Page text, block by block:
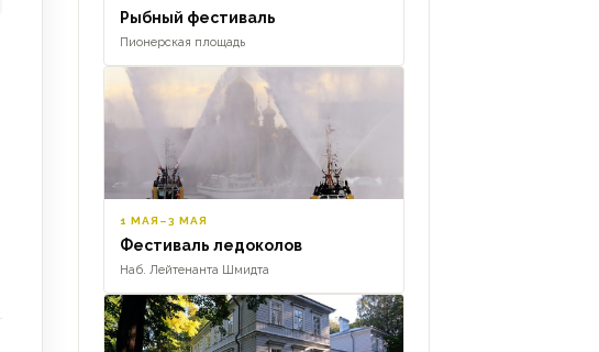
Рыбный фестиваль
Пионерская площадь
1 МАЯ–3 МАЯ
Фестиваль ледоколов
Наб. Лейтенанта Шмидта